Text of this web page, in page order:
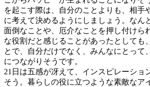
を起こす際は、自分のことよりも、相手
に考えて決めるようにしましょう。なん
面倒なことや、厄介なことを押し付けら
な役割だと感じることがあったとしても
とで、自分だけでなく、みんなにとって
につながりそうです。
21日は五感が冴えて、インスピレーショ
そう。暮らしの役に立つような素敵なア